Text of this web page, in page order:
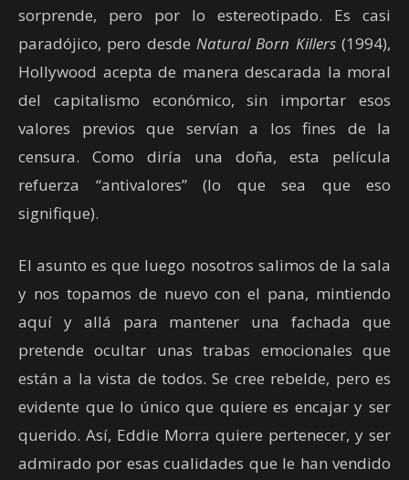
sorprende, pero por lo estereotipado. Es casi
paradójico, pero desde Natural Born Killers (1994),
Hollywood acepta de manera descarada la moral
del capitalismo económico, sin importar esos
valores previos que servían a los fines de la
censura. Como diría una doña, esta película
refuerza “antivalores” (lo que sea que eso
signifique).
El asunto es que luego nosotros salimos de la sala
y nos topamos de nuevo con el pana, mintiendo
aquí y allá para mantener una fachada que
pretende ocultar unas trabas emocionales que
están a la vista de todos. Se cree rebelde, pero es
evidente que lo único que quiere es encajar y ser
querido. Así, Eddie Morra quiere pertenecer, y ser
admirado por esas cualidades que le han vendido